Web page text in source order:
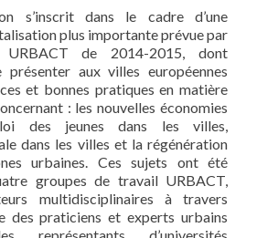
s’inscrit dans le cadre d’une
plus importante prévue par
URBACT de 2014-2015, dont
présenter aux villes européennes
et bonnes pratiques en matière
: les nouvelles économies
des jeunes dans les villes,
dans les villes et la régénération
urbaines. Ces sujets ont été
groupes de travail URBACT,
multidisciplinaires à travers
des praticiens et experts urbains